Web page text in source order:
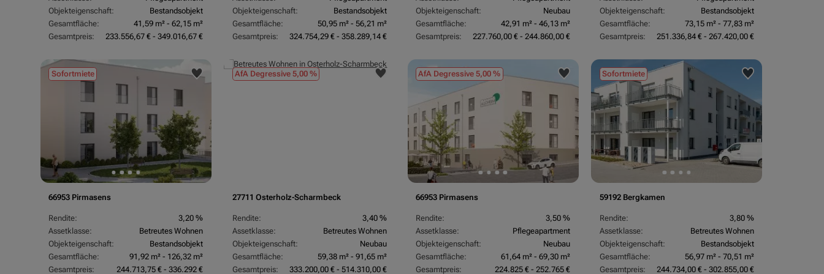
Objekteigenschaft:
Bestandsobjekt
Gesamtfläche:
41,59 m² - 62,15 m²
Gesamtpreis:
233.556,67 € - 349.016,67 €
Objekteigenschaft:
Bestandsobjekt
Gesamtfläche:
50,95 m² - 56,21 m²
Gesamtpreis:
324.754,29 € - 358.289,14 €
Objekteigenschaft:
Neubau
Gesamtfläche:
42,91 m² - 46,13 m²
Gesamtpreis:
227.760,00 € - 244.860,00 €
Objekteigenschaft:
Bestandsobjekt
Gesamtfläche:
73,15 m² - 77,83 m²
Gesamtpreis:
251.336,84 € - 267.420,00 €
Sofortmiete
66953 Pirmasens
Rendite:
3,20 %
Assetklasse:
Betreutes Wohnen
Objekteigenschaft:
Bestandsobjekt
Gesamtfläche:
91,92 m² - 126,32 m²
Gesamtpreis:
244.713,75 € - 336.292 €
AfA Degressive 5,00 %
27711 Osterholz-Scharmbeck
Rendite:
3,40 %
Assetklasse:
Betreutes Wohnen
Objekteigenschaft:
Neubau
Gesamtfläche:
59,38 m² - 91,65 m²
Gesamtpreis:
333.200,00 € - 514.310,00 €
AfA Degressive 5,00 %
66953 Pirmasens
Rendite:
3,50 %
Assetklasse:
Pflegeapartment
Objekteigenschaft:
Neubau
Gesamtfläche:
61,64 m² - 69,30 m²
Gesamtpreis:
224.825 € - 252.765 €
Sofortmiete
59192 Bergkamen
Rendite:
3,80 %
Assetklasse:
Betreutes Wohnen
Objekteigenschaft:
Bestandsobjekt
Gesamtfläche:
56,97 m² - 70,51 m²
Gesamtpreis:
244.734,00 € - 302.855,00 €